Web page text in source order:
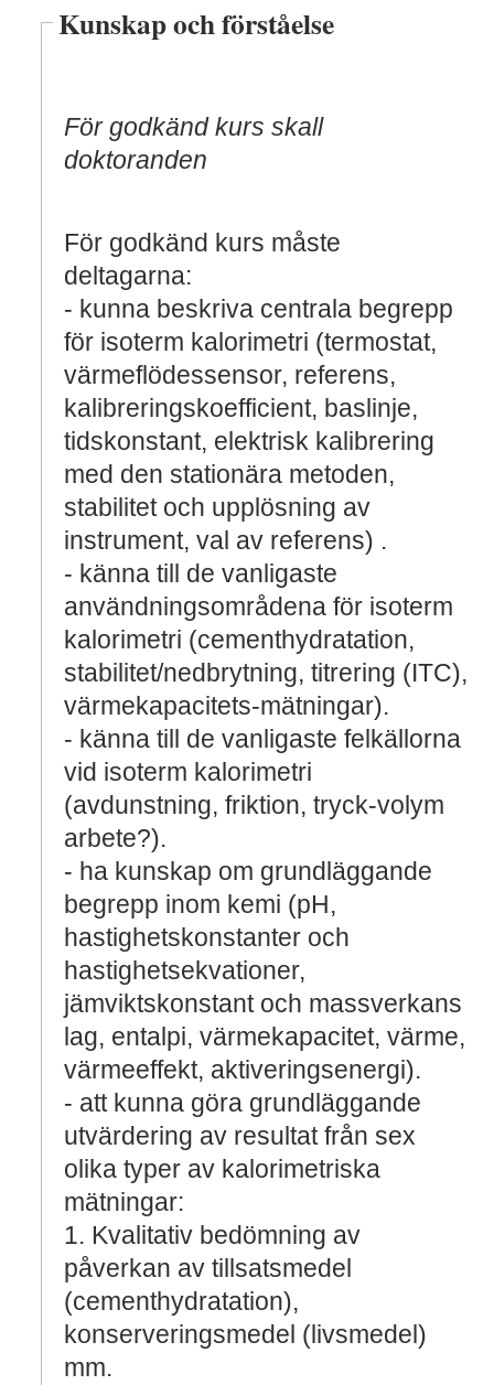
Kunskap och förståelse
För godkänd kurs skall
doktoranden
För godkänd kurs måste
deltagarna:
- kunna beskriva centrala begrepp
för isoterm kalorimetri (termostat,
värmeflödessensor, referens,
kalibreringskoefficient, baslinje,
tidskonstant, elektrisk kalibrering
med den stationära metoden,
stabilitet och upplösning av
instrument, val av referens) .
- känna till de vanligaste
användningsområdena för isoterm
kalorimetri (cementhydratation,
stabilitet/nedbrytning, titrering (ITC),
värmekapacitets-mätningar).
- känna till de vanligaste felkällorna
vid isoterm kalorimetri
(avdunstning, friktion, tryck-volym
arbete?).
- ha kunskap om grundläggande
begrepp inom kemi (pH,
hastighetskonstanter och
hastighetsekvationer,
jämviktskonstant och massverkans
lag, entalpi, värmekapacitet, värme,
värmeeffekt, aktiveringsenergi).
- att kunna göra grundläggande
utvärdering av resultat från sex
olika typer av kalorimetriska
mätningar:
1. Kvalitativ bedömning av
påverkan av tillsatsmedel
(cementhydratation),
konserveringsmedel (livsmedel)
mm.